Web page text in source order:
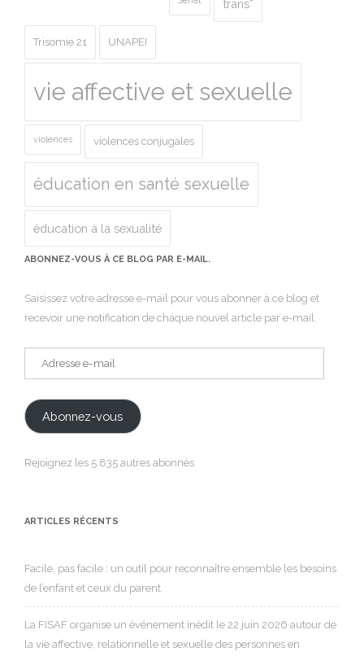
trans*
Trisomie 21 UNAPEI
vie affective et sexuelle
violences violences conjugales
éducation en santé sexuelle
éducation à la sexualité
ABONNEZ-VOUS À CE BLOG PAR E-MAIL.
Saisissez votre adresse e-mail pour vous abonner à ce blog et
recevoir une notification de chaque nouvel article par e-mail.
Adresse
e-
Abonnez-vous
Rejoignez les 5 835 autres abonnés
ARTICLES RÉCENTS
Facile, pas facile : un outil pour reconnaître ensemble les besoins
de l’enfant et ceux du parent
La FISAF organise un événement inédit le 22 juin 2026 autour de
la vie affective, relationnelle et sexuelle des personnes en